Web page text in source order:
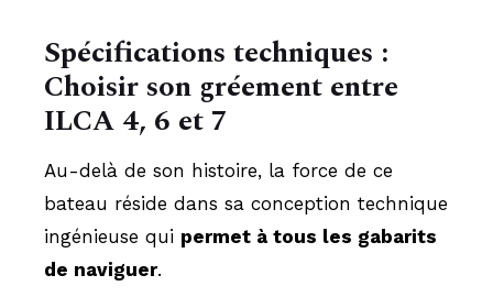
Spécifications techniques :
Choisir son gréement entre
ILCA 4, 6 et 7
Au-delà de son histoire, la force de ce
bateau réside dans sa conception technique
ingénieuse qui permet à tous les gabarits
de naviguer.